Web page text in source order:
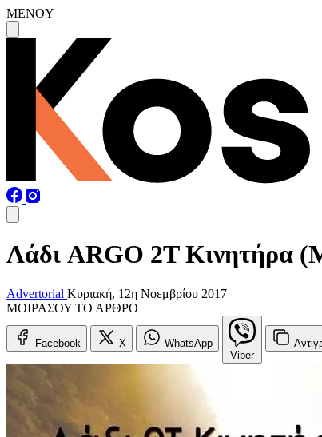
MENOY
Λάδι ARGO 2Τ Κινητήρα
Advertorial Κυριακή, 12η Νοεμβρίου 2017
ΜΟΙΡΑΣΟΥ ΤΟ ΑΡΘΡΟ
Facebook X
WhatsApp
Viber